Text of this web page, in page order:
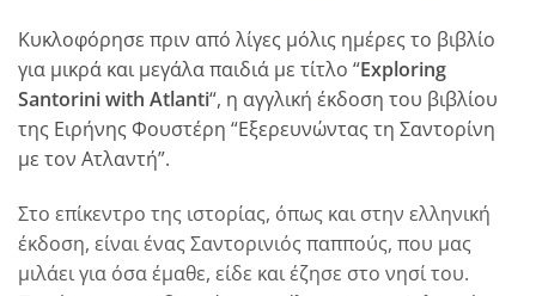
Κυκλοφόρησε πριν από λίγες μόλις ημέρες το βιβλίο
για μικρά και μεγάλα παιδιά με τίτλο “Εxploring
Santorini with Atlanti“, η αγγλική έκδοση του βιβλίου
της Ειρήνης Φουστέρη “Εξερευνώντας τη Σαντορίνη
με τον Ατλαντή”.
Στο επίκεντρο της ιστορίας, όπως και στην ελληνική
έκδοση, είναι ένας Σαντορινιός παππούς, που μας
μιλάει για όσα έμαθε, είδε και έζησε στο νησί του.